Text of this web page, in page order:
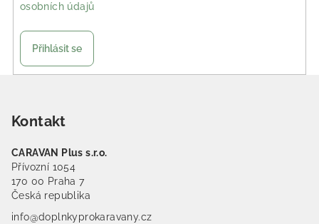
osobních údajů
Přihlásit se
Kontakt
CARAVAN Plus s.r.o.
Přívozní 1054
170 00 Praha 7
Česká republika
info@doplnkyprokaravany.cz